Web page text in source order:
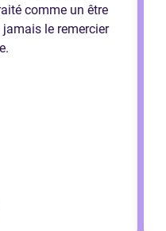
comme un être
le remercier